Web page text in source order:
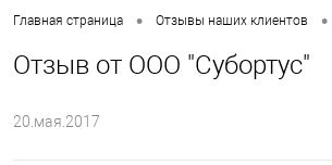
Главная страница • Отзывы наших клиентов •
Отзыв от ООО "Субортус"
20.мая.2017